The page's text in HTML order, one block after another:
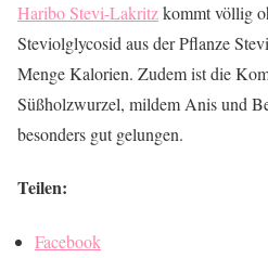
Haribo Stevi-Lakritzkommt völlig
Steviolglycosid aus der Pflanze
Menge Kalorien. Zudem ist die
Süßholzwurzel, mildem Anis und
besonders gut gelungen.
Teilen:
Facebook